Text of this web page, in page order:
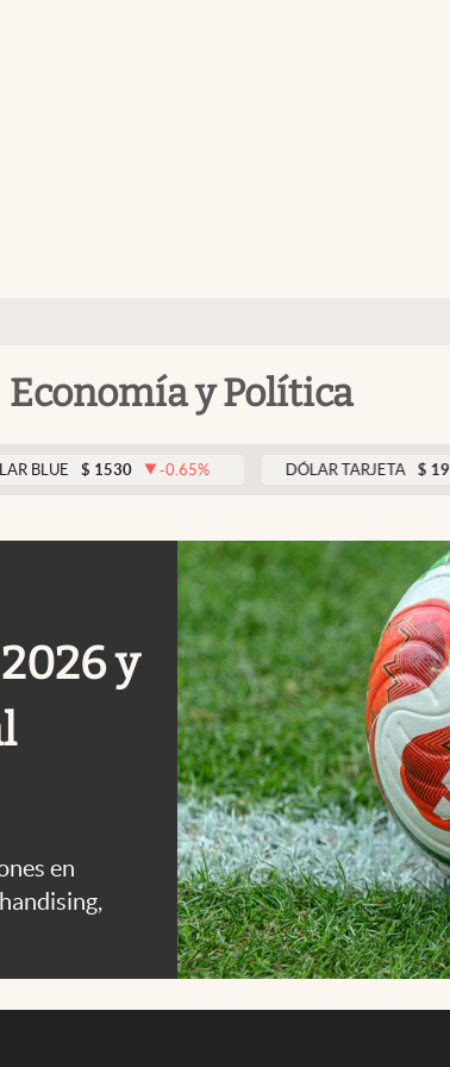
Economía y Política
$ 1530 -0.65 % DÓLAR TARJETA $ 1976
y
en